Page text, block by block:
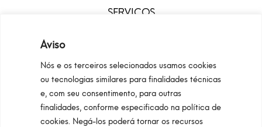
Aviso
Nós e os terceiros selecionados usamos cookies
ou tecnologias similares para finalidades técnicas
e, com seu consentimento, para outras
finalidades, conforme especificado na política de
cookies. Negá-los poderá tornar os recursos
SERVIÇOS